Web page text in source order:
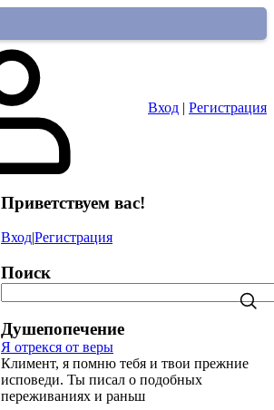
Вход | Регистрация
Приветствуем вас!
Вход|Регистрация
Поиск
Душепопечение
Я отрекся от веры
Климент, я помню тебя и твои прежние
исповеди. Ты писал о подобных
переживаниях и раньш